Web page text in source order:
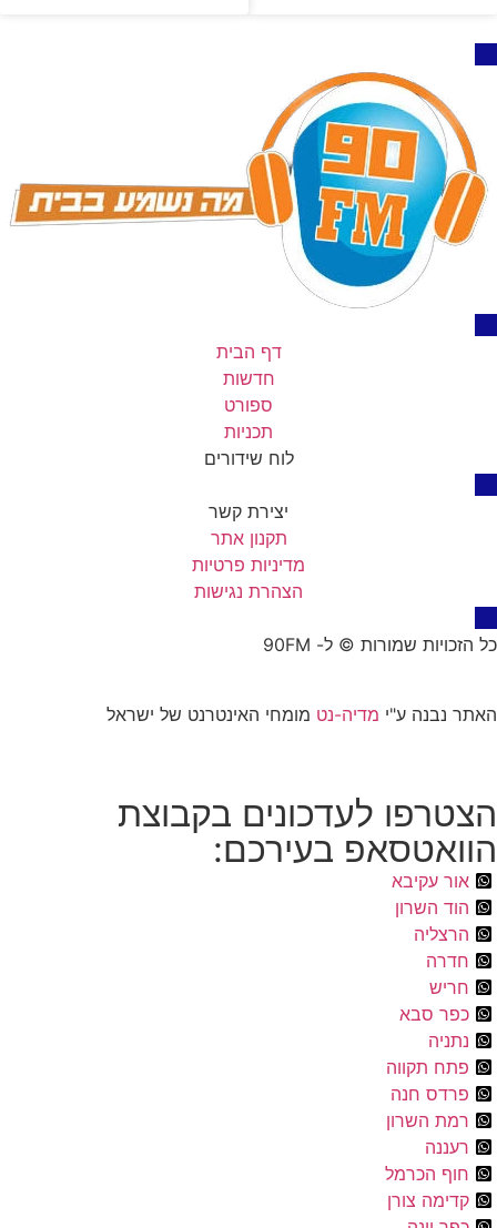
דף הבית
חדשות
ספורט
תכניות
לוח שידורים
יצירת קשר
תקנון אתר
מדיניות פרטיות
הצהרת נגישות
כל הזכויות שמורות © ל- 90FM
האתר נבנה ע"י מדיה-נט מומחי האינטרנט של ישראל
הצטרפו לעדכונים בקבוצת
הוואטסאפ בעירכם:
אור עקיבא
הוד השרון
הרצליה
חדרה
חריש
כפר סבא
נתניה
פתח תקווה
פרדס חנה
רמת השרון
רעננה
חוף הכרמל
קדימה צורן